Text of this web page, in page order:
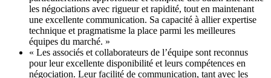
les négociations avec rigueur et rapidité, tout en maintenant
une excellente communication. Sa capacité à allier expertise
technique et pragmatisme la place parmi les meilleures
équipes du marché. »
« Les associés et collaborateurs de l’équipe sont reconnus
pour leur excellente disponibilité et leurs compétences en
négociation. Leur facilité de communication, tant avec les